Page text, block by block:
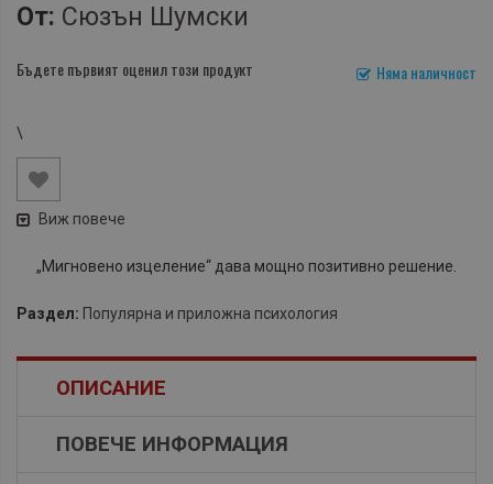
От: Сюзън Шумски
Няма наличност
Бъдете първият оценил този продукт
\
Виж повече
„Мигновено изцеление“ дава мощно позитивно решение.
Раздел: Популярна и приложна психология
ОПИСАНИЕ
ПОВЕЧЕ ИНФОРМАЦИЯ